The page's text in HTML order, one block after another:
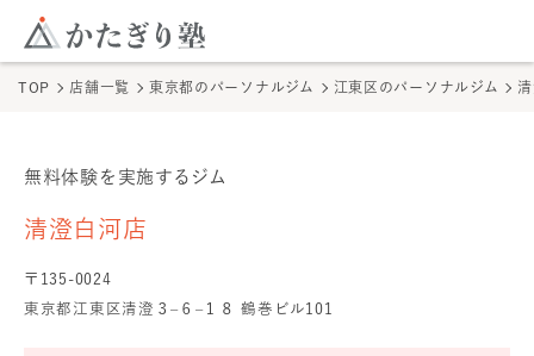
TOP 店舗一覧 東京都のパーソナルジム 江東区のパーソナルジム
無料体験を実施するジム
清澄白河店の無料体験
清澄白河店
〒 135 -0024
東京都江東区清澄３–６–１８ 鶴巻ビル101